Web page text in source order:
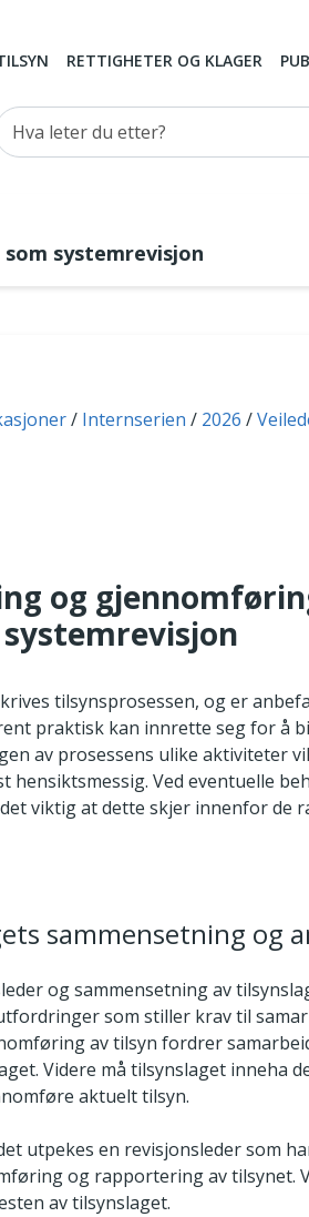
RETTIGHETER OG KLAGER
leter du etter?
systemrevisjon
Internserien 2026
og
tilsynsprosessen, og er
praktisk kan innrette seg for å
av prosessens ulike aktiviteter
hensiktsmessig. Ved eventuelle
viktig at dette skjer innenfor de
sammensetning og
og sammensetning av
som stiller krav til
av tilsyn fordrer
Videre må tilsynslaget inneha
aktuelt tilsyn.
utpekes en revisjonsleder som
og rapportering av tilsynet.
av tilsynslaget.